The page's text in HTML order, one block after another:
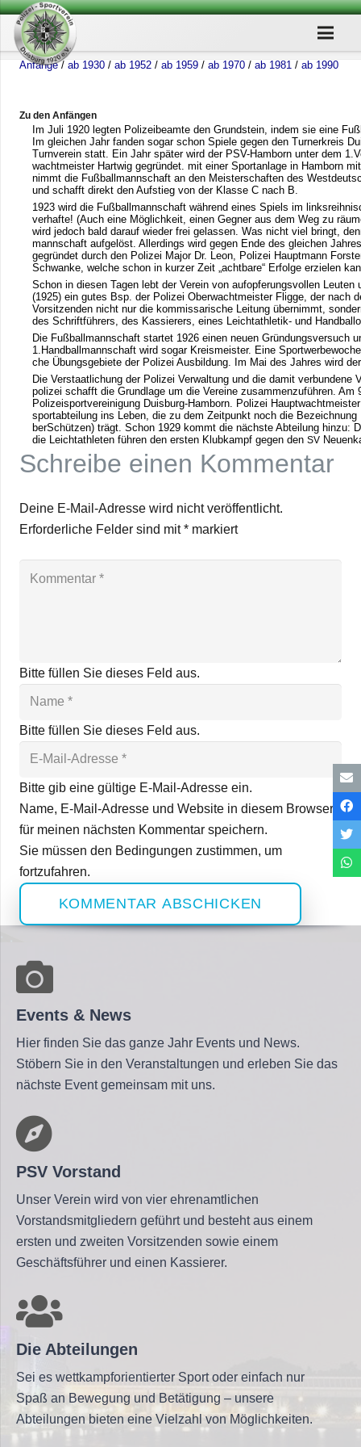
Anfänge/​ ab 1930 /​ ab 1952 /​ ab 1959 /​ ab 1970 /​ ab 1981 /​ ab 1990
Zu den Anfängen
Im Juli 1920 leg­ten Poli­zei­be­amte den Grund­stein, indem sie eine
Im glei­chen Jahr fan­den sogar schon Spiele gegen den Tur­ner­kreis
Turn­ver­ein statt. Ein Jahr spä­ter wird der PSV-Ham­born unter dem
wacht­meis­ter Hart­wig gegrün­det. mit einer Sport­an­lage in Ham­born
nimmt die Fuß­ball­mann­schaft an den Meis­ter­schaf­ten des
und schafft direkt den Auf­stieg von der Klasse C nach B.
1923 wird die Fuß­ball­mann­schaft wäh­rend eines Spiels im
ver­hafte! (Auch eine Mög­lich­keit, einen Geg­ner aus dem Weg zu
wird jedoch bald dar­auf wie­der frei gelas­sen. Was nicht viel bringt,
mann­schaft auf­ge­löst. Aller­dings wird gegen Ende des glei­chen
gegrün­det durch den Poli­zei Major Dr. Leon, Poli­zei Haupt­mann
Schwanke, wel­che schon in kur­zer Zeit „acht­bare“ Erfolge erzie­len
Schon in die­sen Tagen lebt der Ver­ein von auf­op­fe­rungs­vol­len Leu­ten
(1925) ein gutes Bsp. der Poli­zei Ober­wacht­meis­ter Fligge, der nach
Vor­sit­zen­den nicht nur die kom­mis­sa­ri­sche Lei­tung über­nimmt,
des Schrift­füh­rers, des Kas­sie­rers, eines Leicht­ath­le­tik- und
Die Fuß­ball­mann­schaft star­tet 1926 einen neuen Grün­dungs­ver­such
1.Handballmannschaft wird sogar Kreis­meis­ter. Eine
che Übungs­ge­biete der Poli­zei Aus­bil­dung. Im Mai des Jah­res wird
Die Ver­staat­li­chung der Poli­zei Ver­wal­tung und die damit ver­bun­dene
po­li­zei schafft die Grund­lage um die Ver­eine zusam­men­zu­füh­ren. Am
Poli­zei­sport­ver­ei­ni­gung Duis­burg-Ham­born. Poli­zei
sport­ab­tei­lung ins Leben, die zu dem Zeit­punkt noch die
ber­Schüt­zen) trägt. Schon 1929 kommt die nächste Abtei­lung hinzu:
die Leicht­ath­le­ten füh­ren den ers­ten Klub­kampf gegen den SV
Schreibe einen Kommentar
Deine E-Mail-Adresse wird nicht veröffentlicht.
Erforderliche Felder sind mit* markiert
Bitte füllen Sie dieses Feld aus.
Bitte füllen Sie dieses Feld aus.
Bitte gib eine gültige E-Mail-Adresse ein.
Name, E-Mail-Adresse und Website in diesem Browser
für meinen nächsten Kommentar speichern.
Sie müssen den Bedingungen zustimmen, um
fortzufahren.
KOMMENTAR ABSCHICKEN
Events & News
Hier finden Sie das ganze Jahr Events und News.
Stöbern Sie in den Veranstaltungen und erleben Sie das
nächste Event gemeinsam mit uns.
PSV Vorstand
Unser Verein wird von vier ehrenamtlichen
Vorstandsmitgliedern geführt und besteht aus einem
ersten und zweiten Vorsitzenden sowie einem
Geschäftsführer und einen Kassierer.
Die Abteilungen
Sei es wettkampforientierter Sport oder einfach nur
Spaß an Bewegung und Betätigung – unsere
Abteilungen bieten eine Vielzahl von Möglichkeiten.